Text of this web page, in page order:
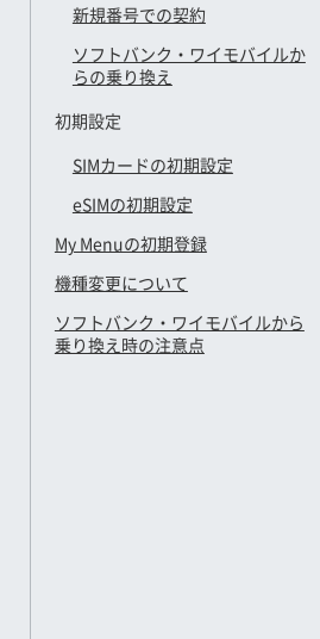
新規番号での契約
ソフトバンク・ワイモバイルか
らの乗り換え
初期設定
SIMカードの初期設定
eSIMの初期設定
My Menuの初期登録
機種変更について
ソフトバンク・ワイモバイルから
乗り換え時の注意点